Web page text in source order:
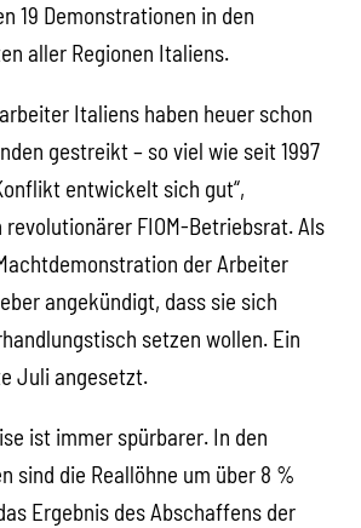
19 Demonstrationen in den
aller Regionen Italiens.
Italiens haben heuer schon
gestreikt – so viel wie seit 1997
entwickelt sich gut“,
FIOM-Betriebsrat. Als
der Arbeiter
angekündigt, dass sie sich
setzen wollen. Ein
Juli angesetzt.
ist immer spürbarer. In den
sind die Reallöhne um über 8 %
Ergebnis des Abschaffens der